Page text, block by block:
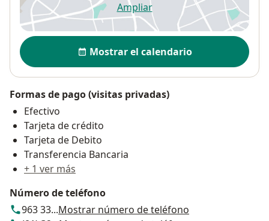
Ampliarse abre en una nueva
Disponibilidad
Mostrar el calendario
Formas de pago (visitas privadas)
Efectivo
Tarjeta de crédito
Tarjeta de Debito
Transferencia Bancaria
+ 1 ver más
Número de teléfono
963 33...Mostrar número de teléfono